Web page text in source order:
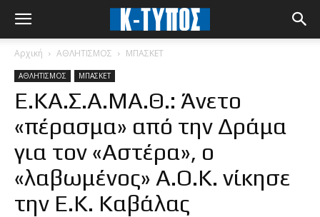
Αρχική ΑΘΛΗΤΙΣΜΟΣ ΜΠΑΣΚΕΤ
ΑΘΛΗΤΙΣΜΟΣ ΜΠΑΣΚΕΤ
Ε.ΚΑ.Σ.Α.ΜΑ.Θ.: Άνετο
«πέρασμα» από την Δράμα
για τον «Αστέρα», ο
«λαβωμένος» Α.Ο.Κ. νίκησε
την Ε.Κ. Καβάλας